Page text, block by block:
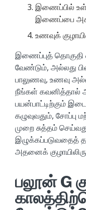
இணைப்பில்
இணைப்பை
உணவுக்
இணைப்புத் தொகுதி
வேண்டும், அல்லது
பாலுணவு, உணவு
நீங்கள் கவனித்தால்
பயன்பாட்டிற்கும்
கழுவுவதும்,
முறை சுத்தம்
இழுக்கப்படுவதைத்
அதனைக்
பலூன் G